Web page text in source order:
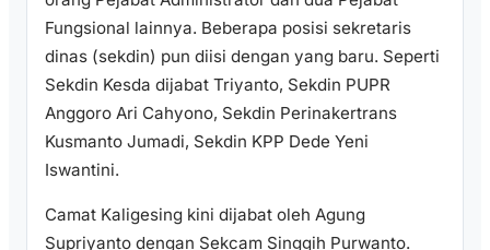
Fungsional lainnya. Beberapa posisi sekretaris
dinas (sekdin) pun diisi dengan yang baru. Seperti
Sekdin Kesda dijabat Triyanto, Sekdin PUPR
Anggoro Ari Cahyono, Sekdin Perinakertrans
Kusmanto Jumadi, Sekdin KPP Dede Yeni
Iswantini.
Camat Kaligesing kini dijabat oleh Agung
Supriyanto dengan Sekcam Singgih Purwanto.